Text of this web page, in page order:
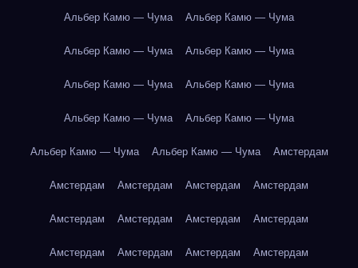
Альбер Камю — Чума Альбер Камю — Чума
Альбер Камю — Чума Альбер Камю — Чума
Альбер Камю — Чума Альбер Камю — Чума
Альбер Камю — Чума Альбер Камю — Чума
Альбер Камю — Чума Альбер Камю — Чума Амстердам
Амстердам Амстердам Амстердам Амстердам
Амстердам Амстердам Амстердам Амстердам
Амстердам Амстердам Амстердам Амстердам